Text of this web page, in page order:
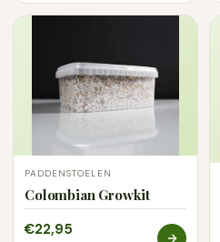
PADDENSTOELEN
Colombian Growkit
€22,95